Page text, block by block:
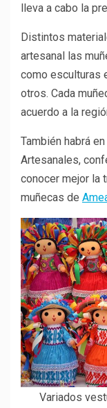
lleva a cabo la
Distintos
artesanal las
como esculturas
otros. Cada
acuerdo a la
También habrá
Artesanales,
conocer mejor la
muñecas de
Variados